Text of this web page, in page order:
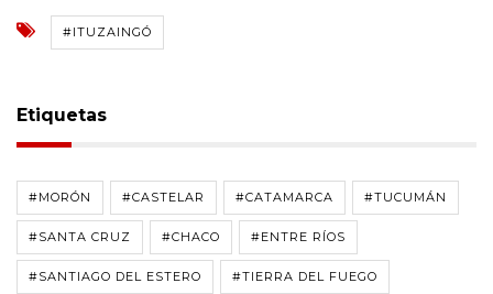
#ITUZAINGÓ
Etiquetas
#MORÓN #CASTELAR #CATAMARCA #TUCUMÁN
#SANTA CRUZ #CHACO #ENTRE RÍOS
#SANTIAGO DEL ESTERO #TIERRA DEL FUEGO